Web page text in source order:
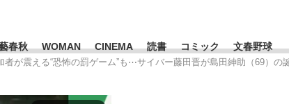
春秋 WOMAN CINEMA 読書 コミック 文春野球
が震える“恐怖の罰ゲーム”も⋯サイバー藤田晋が島田紳助（69）の